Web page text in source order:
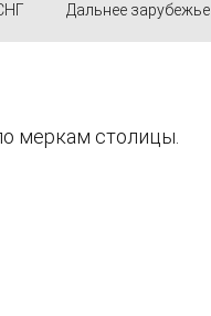
Дальнее зарубежье
меркам столицы.